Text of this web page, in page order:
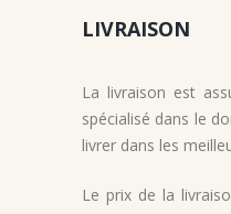
LIVRAISON
La livraison est
spécialisé dans le
livrer dans les
Le prix de la